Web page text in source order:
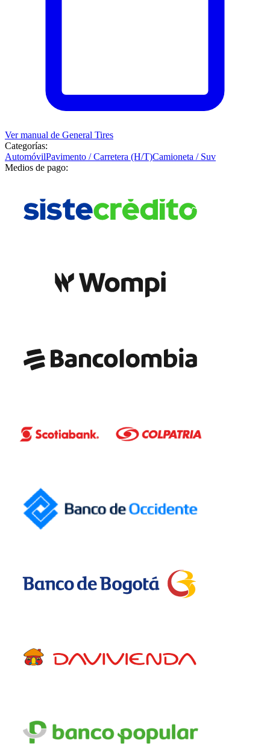
Ver manual de General Tires
Categorías:
AutomóvilPavimento / Carretera (H/T)Camioneta / Suv
Medios de pago: